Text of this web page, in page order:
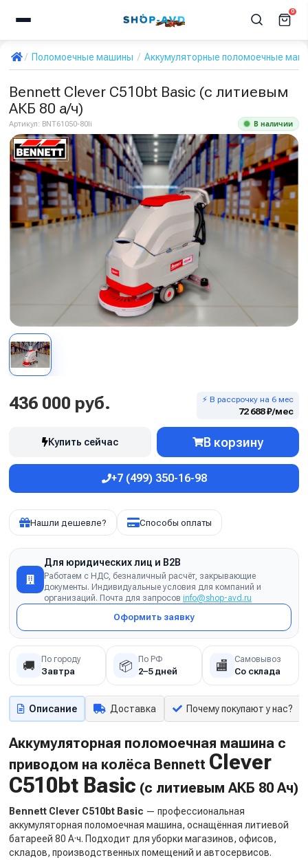
0
Поломоечные машины Аккумуляторные поломоечные
Bennett Clever C510bt Basic (с литиевым
АКБ 80 а/ч)
Артикул: BNT61050-80li В наличии
436 000 руб. ⚡ В рассрочку на 6 мес
72 688 ₽/мес
Купить сейчас В корзину
+7 (499) 350-16-98
Нашли дешевле? Способы оплаты
Для юридических лиц и B2B
Работаем с НДС, безналичный расчёт, закрывающие
документы. Индивидуальные условия для компаний и
организаций. Почта для запросов info@shop-avd.ru
Оформить заявку
🚚 По городу
Завтра 📦 По РФ
2–5 дней 🏬 Самовывоз
Со склада
Описание Доставка Почему покупают у нас?
Аккумуляторная поломоечная машина с
приводом на колёса Bennett Clever
C510bt Basic (с литиевым АКБ 80 Ач)
Bennett Clever C510bt Basic — профессиональная
аккумуляторная поломоечная машина, оснащённая литиевой
батареей 80 А·ч. Подходит для уборки магазинов, офисов,
складов, производственных помещений и автосервисов.